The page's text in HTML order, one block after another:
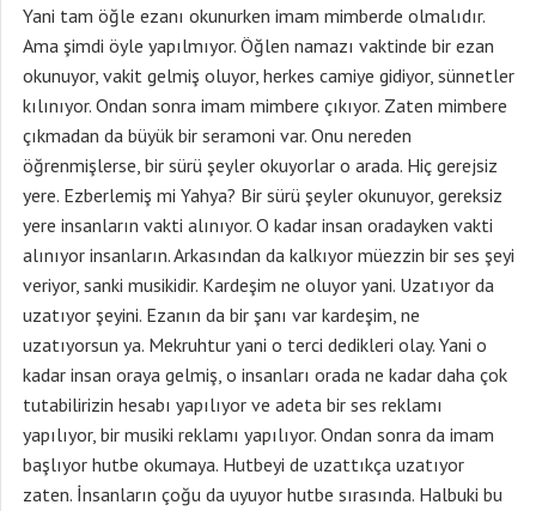
Yani tam öğle ezanı okunurken imam mimberde olmalıdır.
Ama şimdi öyle yapılmıyor. Öğlen namazı vaktinde bir ezan
okunuyor, vakit gelmiş oluyor, herkes camiye gidiyor, sünnetler
kılınıyor. Ondan sonra imam mimbere çıkıyor. Zaten mimbere
çıkmadan da büyük bir seramoni var. Onu nereden
öğrenmişlerse, bir sürü şeyler okuyorlar o arada. Hiç gerejsiz
yere. Ezberlemiş mi Yahya? Bir sürü şeyler okunuyor, gereksiz
yere insanların vakti alınıyor. O kadar insan oradayken vakti
alınıyor insanların. Arkasından da kalkıyor müezzin bir ses şeyi
veriyor, sanki musikidir. Kardeşim ne oluyor yani. Uzatıyor da
uzatıyor şeyini. Ezanın da bir şanı var kardeşim, ne
uzatıyorsun ya. Mekruhtur yani o terci dedikleri olay. Yani o
kadar insan oraya gelmiş, o insanları orada ne kadar daha çok
tutabilirizin hesabı yapılıyor ve adeta bir ses reklamı
yapılıyor, bir musiki reklamı yapılıyor. Ondan sonra da imam
başlıyor hutbe okumaya. Hutbeyi de uzattıkça uzatıyor
zaten. İnsanların çoğu da uyuyor hutbe sırasında. Halbuki bu